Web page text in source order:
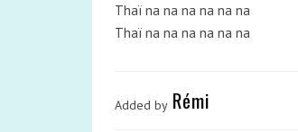
Thaï na na na na na na
Thaï na na na na na na
Added by Rémi